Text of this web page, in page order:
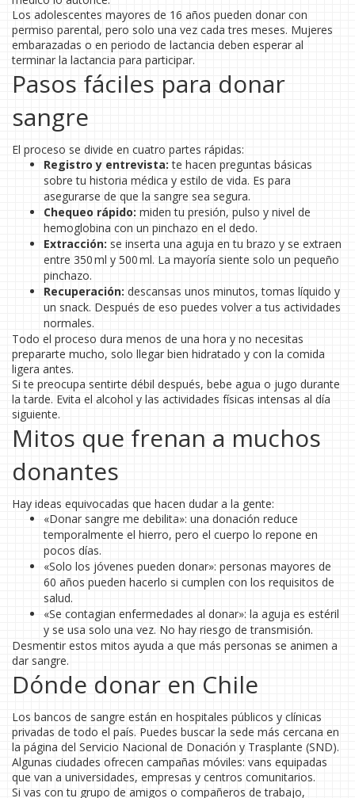
Los adolescentes mayores de 16 años pueden donar con
permiso parental, pero solo una vez cada tres meses. Mujeres
embarazadas o en periodo de lactancia deben esperar al
terminar la lactancia para participar.
Pasos fáciles para donar
sangre
El proceso se divide en cuatro partes rápidas:
Registro y entrevista: te hacen preguntas básicas
sobre tu historia médica y estilo de vida. Es para
asegurarse de que la sangre sea segura.
Chequeo rápido: miden tu presión, pulso y nivel de
hemoglobina con un pinchazo en el dedo.
Extracción: se inserta una aguja en tu brazo y se extraen
entre 350 ml y 500 ml. La mayoría siente solo un pequeño
pinchazo.
Recuperación: descansas unos minutos, tomas líquido y
un snack. Después de eso puedes volver a tus actividades
normales.
Todo el proceso dura menos de una hora y no necesitas
prepararte mucho, solo llegar bien hidratado y con la comida
ligera antes.
Si te preocupa sentirte débil después, bebe agua o jugo durante
la tarde. Evita el alcohol y las actividades físicas intensas al día
siguiente.
Mitos que frenan a muchos
donantes
Hay ideas equivocadas que hacen dudar a la gente:
«Donar sangre me debilita»: una donación reduce
temporalmente el hierro, pero el cuerpo lo repone en
pocos días.
«Solo los jóvenes pueden donar»: personas mayores de
60 años pueden hacerlo si cumplen con los requisitos de
salud.
«Se contagian enfermedades al donar»: la aguja es estéril
y se usa solo una vez. No hay riesgo de transmisión.
Desmentir estos mitos ayuda a que más personas se animen a
dar sangre.
Dónde donar en Chile
Los bancos de sangre están en hospitales públicos y clínicas
privadas de todo el país. Puedes buscar la sede más cercana en
la página del Servicio Nacional de Donación y Trasplante (SND).
Algunas ciudades ofrecen campañas móviles: vans equipadas
que van a universidades, empresas y centros comunitarios.
Si vas con tu grupo de amigos o compañeros de trabajo,